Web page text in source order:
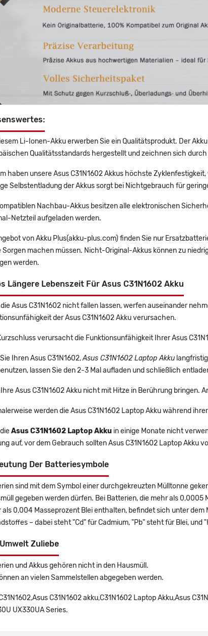
Li-Ionen-Akku erwerben Sie ein Qualitätsprodukt. Der
Qualitätsstandards hergestellt und zeichnen sich
haben unsere Asus C31N1602 Akkus höchste
Selbstentladung der Akkus sorgt bei Nichtgebrauch für
Nachbau-Akkus besitzen alle elektronischen
Netzteil aufgeladen werden.
von Akku Plus(akku-plus.com) finden Sie nur
Sorgen machen müssen. Nicht-Original-Akkus können zu
werden.
Längere Lebenszeit Für Asus C31N1602 Akku
Asus C31N1602 nicht fallen lassen, werfen auseinander
der Asus C31N1602 Akku verursachen.
verursacht die Funktionsunfähigkeit Ihrer Asus
Ihren Asus C31N1602,Asus C31N1602 Laptop Akku
lassen Sie den 2-3 Mal aufladen und schließlich
Asus C31N1602 Akku nicht mit Hitze in Berührung bringen.
werden die Asus C31N1602 Laptop Akku während
Asus C31N1602 Laptop Akku in einige Monate nicht
auf, vor dem Gebrauch sollten Asus C31N1602 Laptop Akku
Der Batteriesymbole
sind mit dem Symbol einer durchgekreuzten Mülltonne
gegeben werden dürfen. Bei Batterien, die mehr als
als 0,004 Masseprozent Blei enthalten, befindet sich unter
– dabei steht "Cd" für Cadmium, "Pb" steht für Blei, und
Zuliebe
und Akkus gehören nicht in den Hausmüll.
an vielen Sammelstellen abgegeben werden.
C31N1602 akku,C31N1602 Laptop Akku,Asus
UX330UA Series.